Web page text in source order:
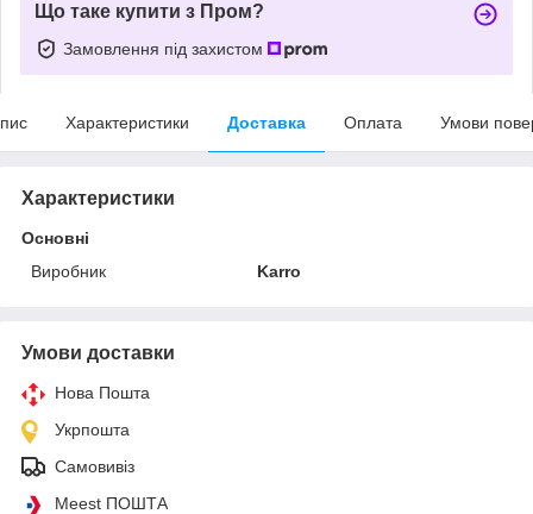
Що таке купити з Пром?
Замовлення під захистом
Характеристики Доставка Оплата Умови
Характеристики
Основні
Виробник
Karro
Умови доставки
Нова Пошта
Укрпошта
Самовивіз
Meest ПОШТА